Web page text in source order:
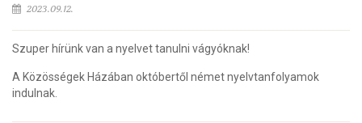
2023.09.12.
Szuper hírünk van a nyelvet tanulni vágyóknak!
A Közösségek Házában októbertől német nyelvtanfolyamok
indulnak.